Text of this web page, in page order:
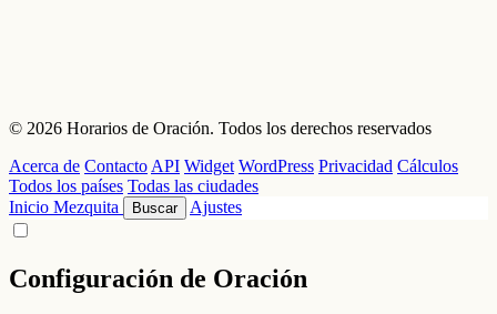
© 2026 Horarios de Oración. Todos los derechos reservados
Acerca de Contacto API Widget WordPress Privacidad Cálculos
Todos los países Todas las ciudades
Inicio Mezquita Buscar Ajustes
Configuración de Oración